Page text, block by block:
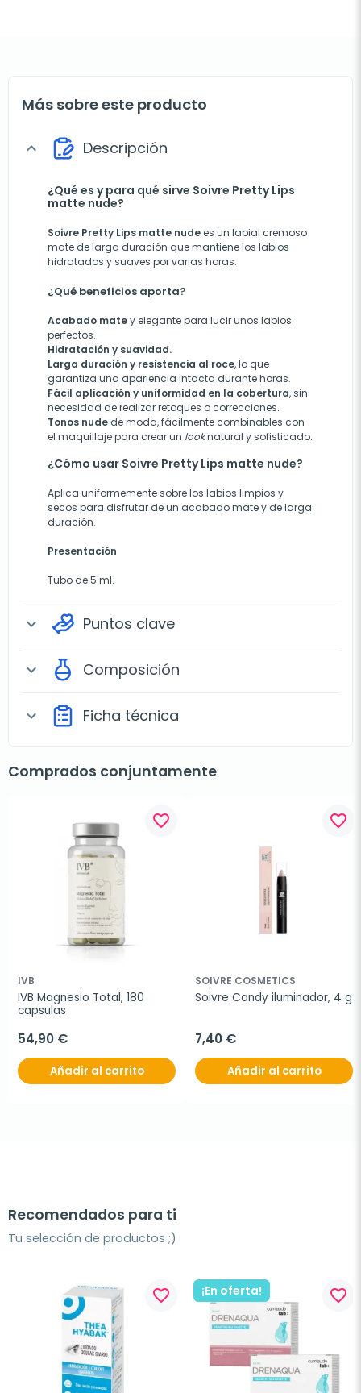
Más sobre este producto
expand_more Descripción
¿Qué es y para qué sirve Soivre Pretty Lips
matte nude?
Soivre Pretty Lips matte nudees un labial cremoso
mate de larga duración que mantiene los labios
hidratados y suaves por varias horas.
¿Qué beneficios aporta?
Acabado matey elegante para lucir unos labios
perfectos.
Hidratación y suavidad.
Larga duración y resistencia al roce, lo que
garantiza una apariencia intacta durante horas.
Fácil aplicación y uniformidad en la cobertura, sin
necesidad de realizar retoques o correcciones.
Tonos nude de moda, fácilmente combinables con
el maquillaje para crear un looknatural y sofisticado.
¿Cómo usar Soivre Pretty Lips matte nude?
Aplica uniformemente sobre los labios limpios y
secos para disfrutar de un acabado mate y de larga
duración.
Presentación
Tubo de 5 ml.
expand_more Puntos clave
expand_more Composición
expand_more Ficha técnica
Comprados conjuntamente
favorite_border
IVB
IVB Magnesio Total, 180
capsulas
54,90 €
Añadir al carrito
favorite_border
SOIVRE COSMETICS
Soivre Candy iluminador, 4 g
7,40 €
Añadir al carrito
Recomendados para ti
Tu selección de productos ;)
favorite_border ¡En oferta! favorite_border